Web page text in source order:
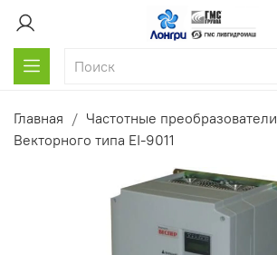
Главная
Частотные преобразователи
Векторного типа EI-9011